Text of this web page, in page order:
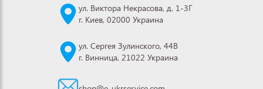
ул. Виктора Некрасова, д. 1-3Г
г. Киев, 02000 Украина
ул. Сергея Зулинского, 44В
г. Винница, 21022 Украина